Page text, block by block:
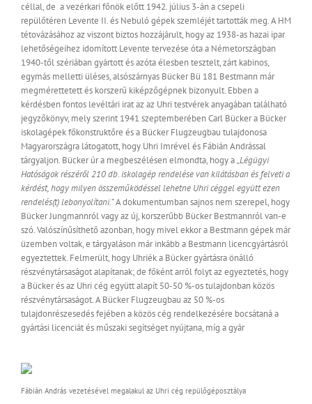
céllal, de a vezérkari főnök előtt 1942. július 3-án a csepeli
repülőtéren Levente II. és Nebuló gépek szemléjét tartották meg. A HM
tétovázásához az viszont biztos hozzájárult, hogy az 1938-as hazai ipar
lehetőségeihez idomított Levente tervezése óta a Németországban
1940-től szériában gyártott és azóta élesben tesztelt, zárt kabinos,
egymás melletti üléses, alsószárnyas Bücker Bü 181 Bestmann már
megmérettetett és korszerű kiképzőgépnek bizonyult. Ebben a
kérdésben fontos levéltári irat az az Uhri testvérek anyagában található
jegyzőkönyv, mely szerint 1941 szeptemberében Carl Bücker a Bücker
iskolagépek főkonstruktőre és a Bücker Flugzeugbau tulajdonosa
Magyarországra látogatott, hogy Uhri Imrével és Fábián Andrással
tárgyaljon. Bücker úr a megbeszélésen elmondta, hogy a„Légügyi
Hatóságok részéről 210 db. iskolagép rendelése van kilátásban és felveti a
kérdést, hogy milyen összeműködéssel lehetne Uhri céggel együtt ezen
rendelés(t) lebonyolítani.”A dokumentumban sajnos nem szerepel, hogy
Bücker Jungmannról vagy az új, korszerűbb Bücker Bestmannról van-e
szó. Valószínűsíthető azonban, hogy mivel ekkor a Bestmann gépek már
üzemben voltak, e tárgyaláson már inkább a Bestmann licencgyártásról
egyeztettek. Felmerült, hogy Uhriék a Bücker gyártásra önálló
részvénytársaságot alapítanak; de főként arról folyt az egyeztetés, hogy
a Bücker és az Uhri cég együtt alapít 50-50 %-os tulajdonban közös
részvénytársaságot. A Bücker Flugzeugbau az 50 %-os
tulajdonrészesedés fejében a közös cég rendelkezésére bocsátaná a
gyártási licenciát és műszaki segítséget nyújtana, míg a gyár
Fábián András vezetésével megalakul az Uhri cég repülőgéposztálya